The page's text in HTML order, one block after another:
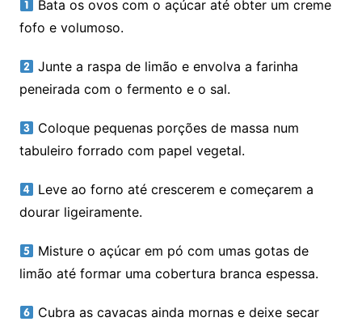
Bata os ovos com o açúcar até obter um creme
fofo e volumoso.
Junte a raspa de limão e envolva a farinha
peneirada com o fermento e o sal.
Coloque pequenas porções de massa num
tabuleiro forrado com papel vegetal.
Leve ao forno até crescerem e começarem a
dourar ligeiramente.
Misture o açúcar em pó com umas gotas de
limão até formar uma cobertura branca espessa.
Cubra as cavacas ainda mornas e deixe secar